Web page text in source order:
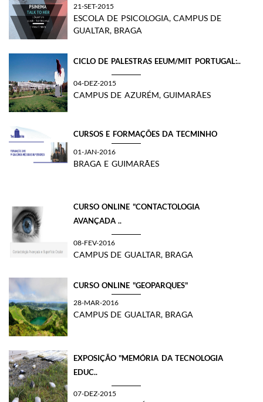
21-SET-2015
ESCOLA DE PSICOLOGIA, CAMPUS DE
GUALTAR, BRAGA
​CICLO DE PALESTRAS EEUM/MIT PORTUGAL:..
04-DEZ-2015
CAMPUS DE AZURÉM, GUIMARÃES
CURSOS E FORMAÇÕES DA TECMINHO
01-JAN-2016
BRAGA E GUIMARÃES
CURSO ONLINE "CONTACTOLOGIA
AVANÇADA ..
08-FEV-2016
CAMPUS DE GUALTAR, BRAGA
CURSO ONLINE "GEOPARQUES"
28-MAR-2016
CAMPUS DE GUALTAR, BRAGA
​EXPOSIÇÃO "MEMÓRIA DA TECNOLOGIA
EDUC..
07-DEZ-2015